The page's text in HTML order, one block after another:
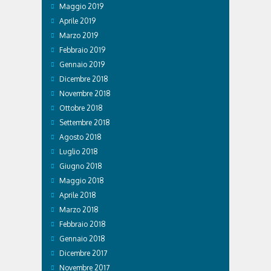
Maggio 2019
Aprile 2019
Marzo 2019
Febbraio 2019
Gennaio 2019
Dicembre 2018
Novembre 2018
Ottobre 2018
Settembre 2018
Agosto 2018
Luglio 2018
Giugno 2018
Maggio 2018
Aprile 2018
Marzo 2018
Febbraio 2018
Gennaio 2018
Dicembre 2017
Novembre 2017